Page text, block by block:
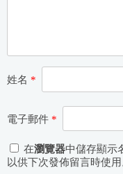
姓名 *
電子郵件 *
在瀏覽器中儲存顯示
以供下次發佈留言時使用